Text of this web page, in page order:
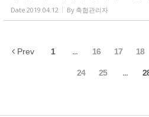
Date 2019.04.12 By 축협관리자
Prev 1 ... 16 17 18
24 25 ...